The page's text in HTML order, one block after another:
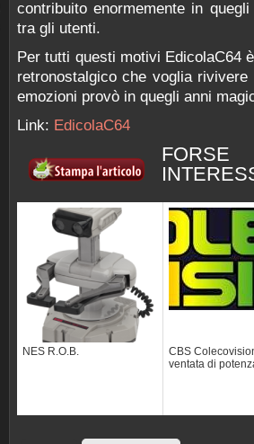
contribuito enormemente in
tra gli utenti.
Per tutti questi motivi EdicolaC64
retronostalgico che voglia
emozioni provò in quegli anni
Link: EdicolaC64
NES R.O.B.
CBS
ventata di